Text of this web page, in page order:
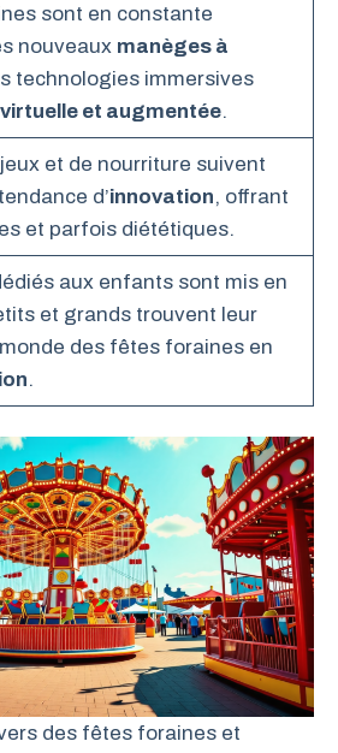
sont en constante
nouveaux manèges à
technologies immersives
et augmentée.
et de nourriture suivent
d’innovation, offrant
et parfois diététiques.
aux enfants sont mis en
et grands trouvent leur
des fêtes foraines en
.
des fêtes foraines et